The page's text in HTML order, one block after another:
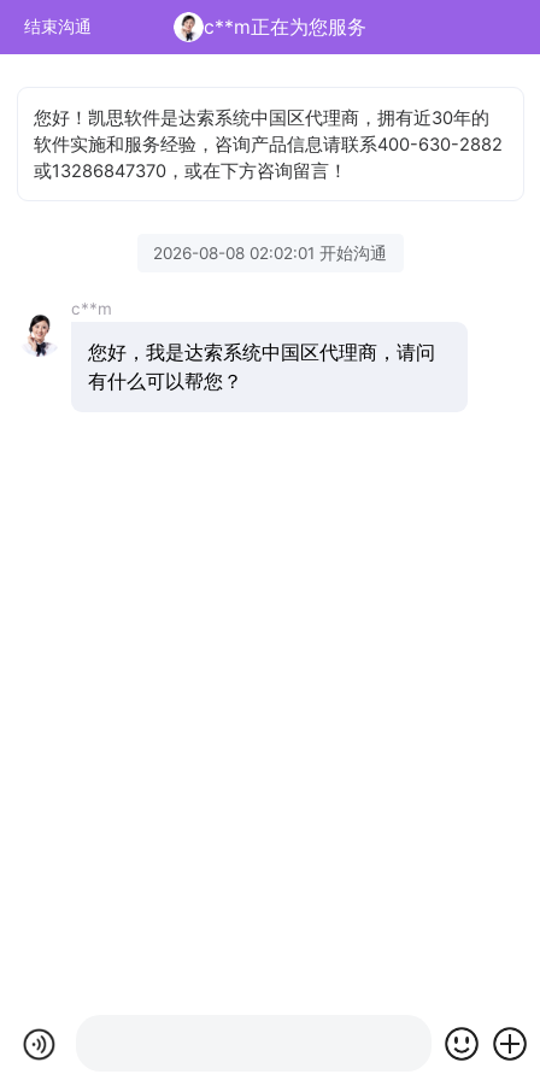
结束沟通 c**m正在为您服务
您好！凯思软件是达索系统中国区代理商，拥有近30年的
软件实施和服务经验，咨询产品信息请联系400-630-2882
或13286847370，或在下方咨询留言！
2026-08-08 02:02:01 开始沟通
c**m
您好，我是达索系统中国区代理商，请问
有什么可以帮您？